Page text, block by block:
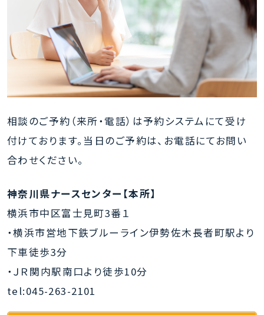
募）
STEP
直
接
応
ー
ス
是
経
由
応
相談のご予約（来所・電話）は予約システムにて受け
付けております。当日のご予約は、お電話にてお問い
合わせください。
神奈川県ナースセンター【本所】
横浜市中区富士見町3番１
・横浜市営地下鉄ブルーライン伊勢佐木長者町駅より
下車徒歩3分
・ＪＲ関内駅南口より徒歩10分
tel:045-263-2101